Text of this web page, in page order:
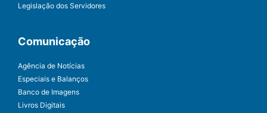
Legislação dos Servidores
Comunicação
Agência de Notícias
Especiais e Balanços
Banco de Imagens
Livros Digitais